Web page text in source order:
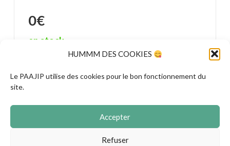
HUMMM DES COOKIES
Le PAAJIP utilise des cookies pour le bon fonctionnement du
site.
Accepter
Refuser
0€
en stock